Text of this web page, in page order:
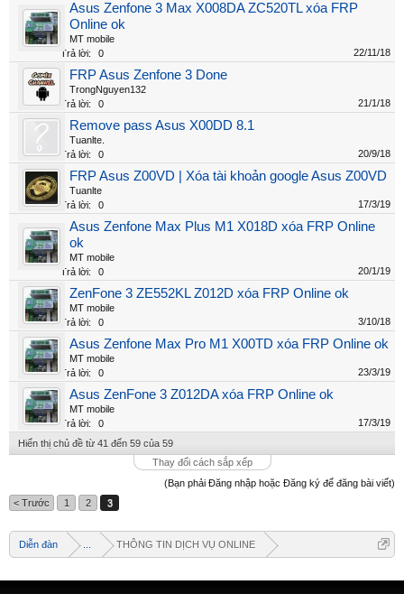
Asus Zenfone 3 Max X008DA ZC520TL xóa FRP
Online ok
MT mobile
Trả lời:
0 22/11/18
FRP Asus Zenfone 3 Done
TrongNguyen132
Trả lời:
0 21/1/18
Remove pass Asus X00DD 8.1
Tuanlte.
Trả lời:
0 20/9/18
FRP Asus Z00VD | Xóa tài khoản google Asus Z00VD
Tuanlte
Trả lời:
0 17/3/19
Asus Zenfone Max Plus M1 X018D xóa FRP Online
ok
MT mobile
Trả lời:
0 20/1/19
ZenFone 3 ZE552KL Z012D xóa FRP Online ok
MT mobile
Trả lời:
0 3/10/18
Asus Zenfone Max Pro M1 X00TD xóa FRP Online ok
MT mobile
Trả lời:
0 23/3/19
Asus ZenFone 3 Z012DA xóa FRP Online ok
MT mobile
Trả lời:
0
17/3/19
Hiển thị chủ đề từ 41 đến 59 của 59
Thay đổi cách sắp xếp
(Bạn phải Đăng nhập hoặc Đăng ký để đăng bài viết)
< Trước
1 2 3
Diễn đàn THÔNG TIN DỊCH VỤ ONLINE